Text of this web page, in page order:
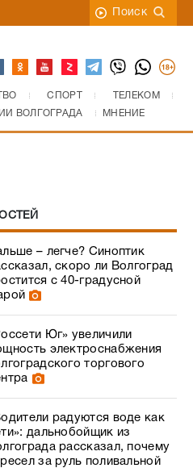
Поиск
СПОРТ
ТЕЛЕКОМ
ВОЛГОГРАДА МНЕНИЕ
– легче? Синоптик
скоро ли Волгоград
с 40-градусной
Юг» увеличили
электроснабжения
торгового
радуются воде как
дальнобойщик из
рассказал, почему
за руль поливальной